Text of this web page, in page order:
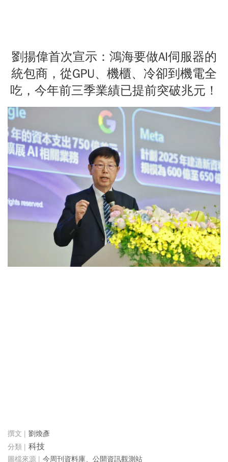
劉揚偉首次宣示：鴻海要做AI伺服器的
統包商，從GPU、機櫃、冷卻到機電全
吃，今年前三季業績已提前突破兆元！
劉煥彥
科技
今周刊資料庫、公開資訊觀測站